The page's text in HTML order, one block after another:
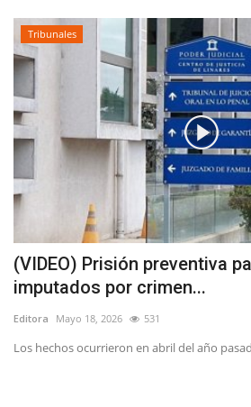
Tribunales
(VIDEO) Prisión preventiva
imputados por crimen...
Editora Mayo 18, 2026 531
Los hechos ocurrieron en abril del año